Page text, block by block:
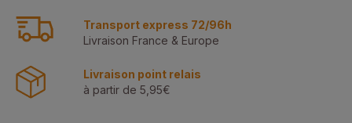
Transport express 72/96h
Livraison France & Europe
Livraison point relais
à partir de 5,95€